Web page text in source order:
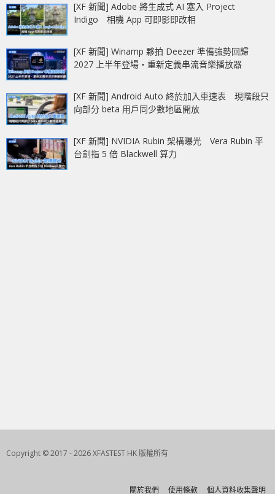
[XF 新聞] Adobe 將生成式 AI 塞入 Project
Indigo 相機 App 可即影即改相
[XF 新聞] Winamp 夥拍 Deezer 準備強勢回歸
2027 上半年登場‧重新定義串流音樂播放器
[XF 新聞] Android Auto 終於加入車速表 現階段只
向部分 beta 用戶同少數地區開放
[XF 新聞] NVIDIA Rubin 架構曝光 Vera Rubin 平
台劍指 5 倍 Blackwell 算力
Copyright © 2017 - 2026 XFASTEST HK 版權所有
關於我們 使用條款 個人資料收集聲明